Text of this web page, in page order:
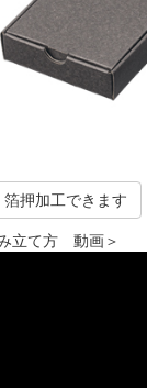
箔押加工できます
立て方 動画＞